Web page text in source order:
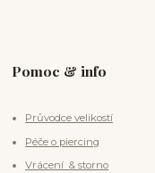
Pomoc & info
Průvodce velikostí
Péče o piercing
Vrácení & storno